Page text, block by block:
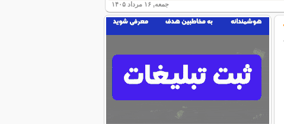
جمعه, ۱۶ مرداد ۱۴۰۵